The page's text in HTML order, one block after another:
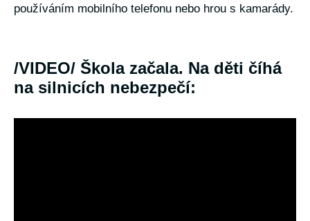
používáním mobilního telefonu nebo hrou s kamarády.
/VIDEO/ Škola začala. Na děti číhá
na silnicích nebezpečí: